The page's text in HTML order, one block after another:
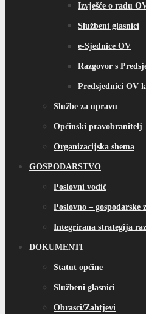
Izvješće o radu
Službeni glasnici
e-Sjednice OV
Razgovor s
Predsjednici OV
Službe za upravu
Općinski pravobranitelj
Organizacijska shema
GOSPODARSTVO
Poslovni vodič
Poslovno – gospodarske
Integrirana strategija
DOKUMENTI
Statut općine
Službeni glasnici
Obrasci/Zahtjevi